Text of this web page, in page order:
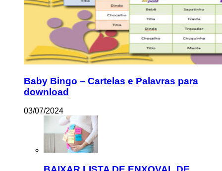
Baby Bingo – Cartelas e Palavras para
download
03/07/2024